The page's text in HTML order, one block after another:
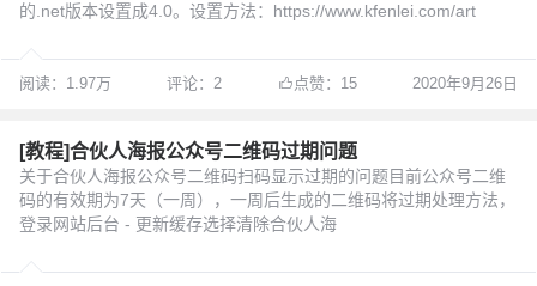
的.net版本设置成4.0。设置方法：https://www.kfenlei.com/art
阅读：1.97万 评论：2 点赞：15 2020年9月26日
[教程]合伙人海报公众号二维码过期问题
关于合伙人海报公众号二维码扫码显示过期的问题目前公众号二维
码的有效期为7天（一周），一周后生成的二维码将过期处理方法，
登录网站后台 - 更新缓存选择清除合伙人海